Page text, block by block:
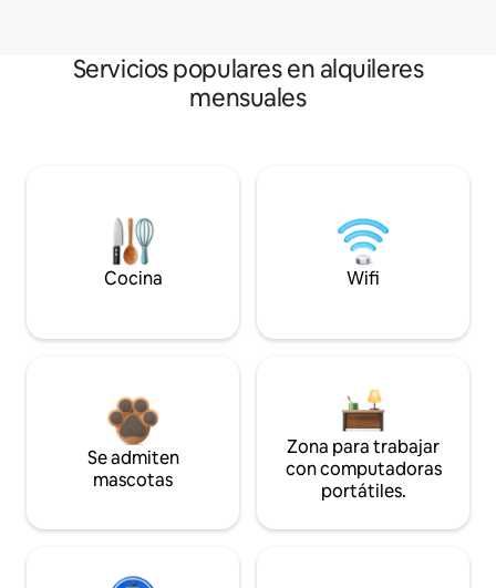
Servicios populares en alquileres
mensuales
Cocina Wifi
Se admiten
mascotas
Zona para trabajar
con computadoras
portátiles.